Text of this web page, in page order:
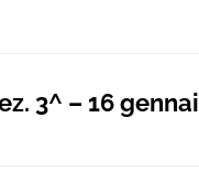
3^ – 16